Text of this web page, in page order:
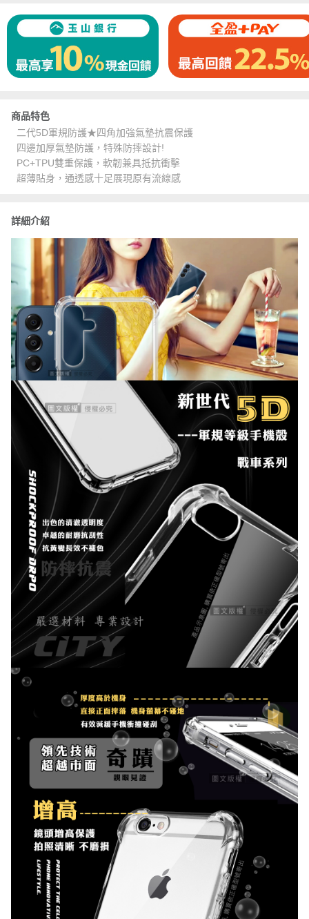
商品特色
二代5D軍規防護★四角加強氣墊抗震保護
四邊加厚氣墊防護，特殊防摔設計!
PC+TPU雙重保護，軟韌兼具抵抗衝擊
超薄貼身，通透感十足展現原有流線感
詳細介紹